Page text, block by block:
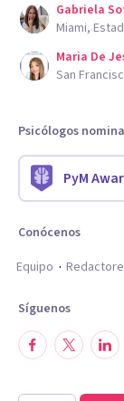
Gabriela
Miami,
Maria De
San
Psicólogos
PyM
Conócenos
Equipo
Síguenos